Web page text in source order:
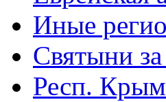
Иные
Святыни
Респ. Крым